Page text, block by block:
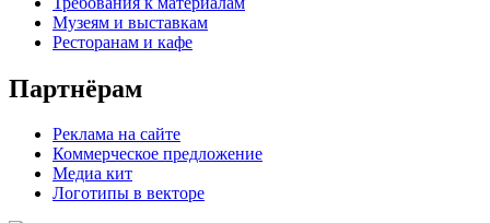
Музеям и выставкам
Ресторанам и кафе
Партнёрам
Реклама на сайте
Коммерческое предложение
Медиа кит
Логотипы в векторе